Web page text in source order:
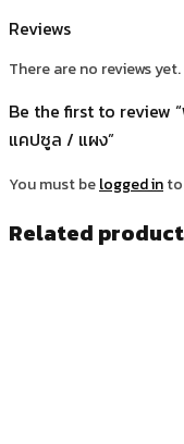
Reviews
There are no reviews yet.
Be the first to review
แคปซูล / แผง”
You must belogged in
Related